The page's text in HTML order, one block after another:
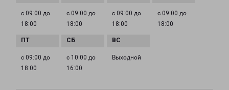
с 09:00 до
18:00
с 09:00 до
18:00
с 09:00 до
18:00
с 09:00 до
18:00
с 09:00 до
18:00
с 10:00 до
16:00
Выходной